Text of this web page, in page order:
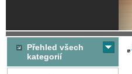
Přehled všech
kategorií